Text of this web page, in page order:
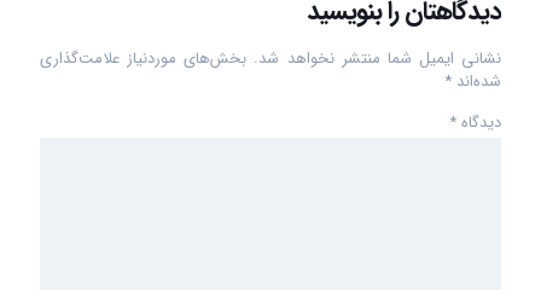
دیدگاهتان را بنویسید
نشانی ایمیل شما منتشر نخواهد شد. بخش‌های موردنیاز علامت‌گذاری
شده‌اند *
دیدگاه*